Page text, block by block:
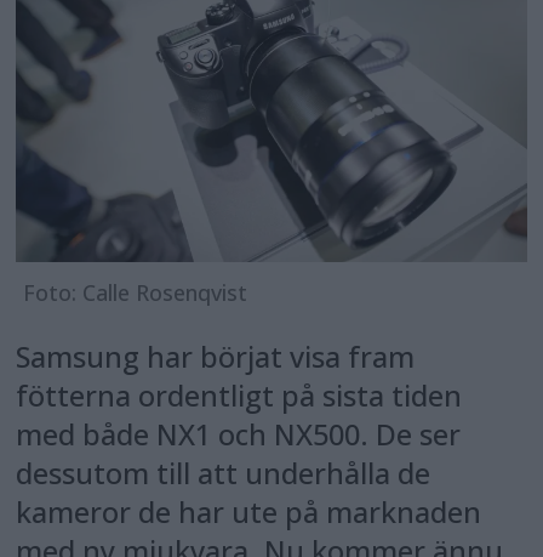
Foto: Calle Rosenqvist
Samsung har börjat visa fram
fötterna ordentligt på sista tiden
med både NX1 och NX500. De ser
dessutom till att underhålla de
kameror de har ute på marknaden